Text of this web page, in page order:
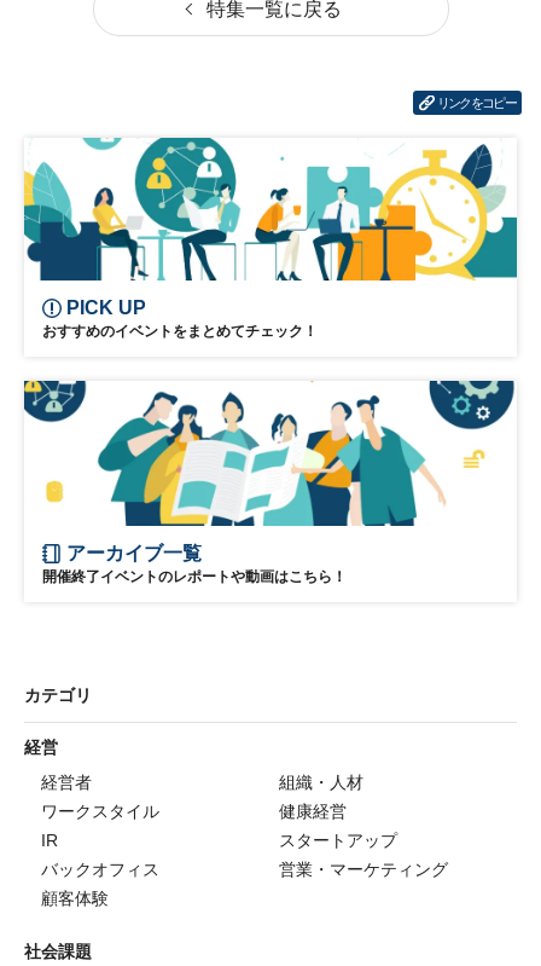
特集一覧に戻る
リンクをコピー
PICK UP
おすすめのイベントをまとめてチェック！
アーカイブ一覧
開催終了イベントのレポートや動画はこちら！
カテゴリ
経営
経営者
組織・人材
ワークスタイル
健康経営
IR
スタートアップ
バックオフィス
営業・マーケティング
顧客体験
社会課題